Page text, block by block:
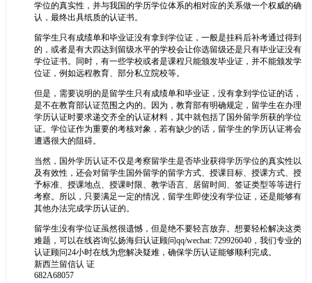
学位的真实性，并与我国的学历学位体系的相对应的关系做一个权威的确
认，最终出具纸质的认证书。
留学生只有成绩单和毕业证没有拿到学位证，一般是挂科后补考通过得到
的，或者是有大四达到留级水平的学校会让你选留级还是只有毕业证没有
学位证书。同时，有一些学校或者是课程只能颁发毕业证，并不能颁发学
位证，例如远程教育、部分私立院校等。
但是，需要说明的是留学生只有成绩单和毕业证，没有拿到学位证的话，
是不在教育部认证范围之内的。因为，教育部有明确规定，留学生在办理
学历认证时要求递交齐全的认证材料，其中就包括了国外留学所获的学位
证。学位证作为重要的考核对象，若有缺少的话，留学生的学历认证将会
遭遇很大的阻碍。
当然，国外学历认证不仅是考察留学生是否毕业获得学历学位的真实性以
及有效性，还会对留学生国外留学的留学方式、授课目标、授课方式、授
予标准、授课地点、授课时限、教学语言、居留时间、签证类型等等进行
考察。所以，只要满足一定的情况，留学生即使没有学位证，还是能够有
其他办法完成学历认证的。
留学生没有学位证虽然很遗憾，但是绝不要轻言放弃。想要轻松解决这类
难题，可以在线咨询弘扬海归认证顾问qq/wechat: 729926040，我们专业的
认证顾问24小时在线为您解决疑难，确保学历认证能够顺利完成。
新西兰留信认 证
682A68057